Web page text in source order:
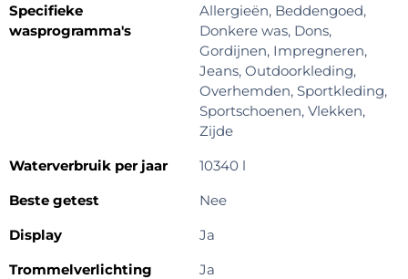
Specifieke
wasprogramma's
Allergieën, Beddengoed,
Donkere was, Dons,
Gordijnen, Impregneren,
Jeans, Outdoorkleding,
Overhemden, Sportkleding,
Sportschoenen, Vlekken,
Zijde
Waterverbruik per jaar
10340 l
Beste getest
Nee
Display
Ja
Trommelverlichting
Ja